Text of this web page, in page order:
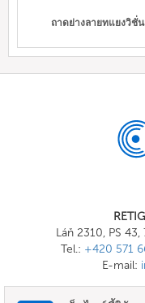
ถาดย่างลายทแยงวิชั่น
Láň 2310, PS
Tel.: +420 571
E-mail: